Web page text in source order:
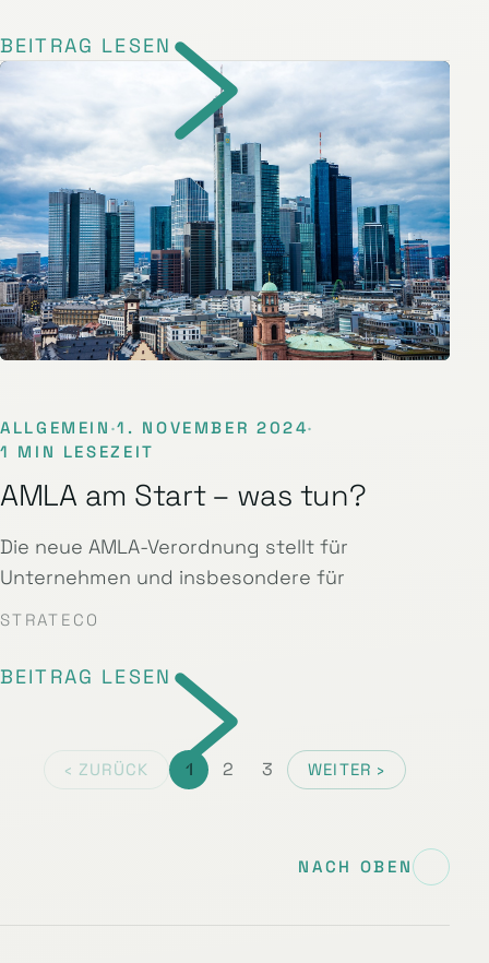
BEITRAG LESEN
ALLGEMEIN ·1. NOVEMBER 2024·
1 MIN LESEZEIT
AMLA am Start – was tun?
Die neue AMLA-Verordnung stellt für
Unternehmen und insbesondere für
STRATECO
BEITRAG LESEN
‹ ZURÜCK 1 2 3 WEITER ›
NACH OBEN